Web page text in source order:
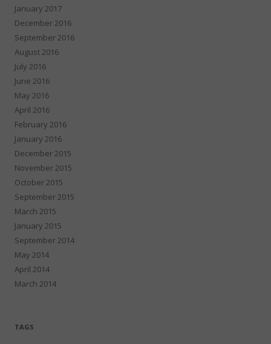
January 2017
December 2016
September 2016
August 2016
July 2016
June 2016
May 2016
April 2016
February 2016
January 2016
December 2015
November 2015
October 2015
September 2015
March 2015
January 2015
September 2014
May 2014
April 2014
March 2014
TAGS